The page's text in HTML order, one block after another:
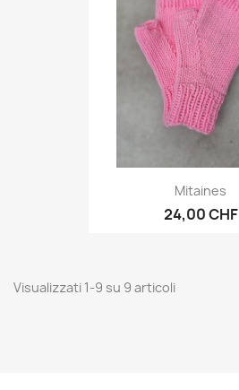
Mitaines
24,00 CHF
Visualizzati 1-9 su 9 articoli